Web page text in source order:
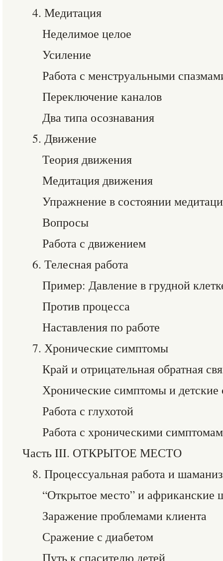
4. Медитация
Неделимое целое
Усиление
Работа с менструальными
Переключение каналов
Два типа осознавания
5. Движение
Теория движения
Медитация движения
Упражнение в состоянии
Вопросы
Работа с движением
6. Телесная работа
Пример: Давление в грудной
Против процесса
Наставления по работе
7. Хронические симптомы
Край и отрицательная обратная
Хронические симптомы и детские
Работа с глухотой
Работа с хроническими
Часть III. ОТКРЫТОЕ МЕСТО
8. Процессуальная работа и
“Открытое место” и африканские
Заражение проблемами клиента
Сражение с диабетом
Путь к спасителю детей